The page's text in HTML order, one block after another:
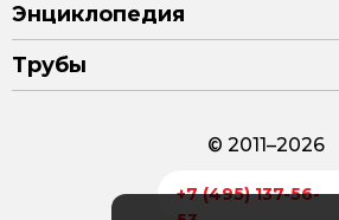
Энциклопедия
Трубы
© 2011–2026
+7 (495) 137-56-